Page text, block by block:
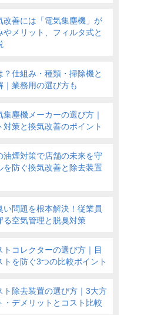
改善には「電気集塵機」が
やメリット、フィルタ式と
？仕組み・種類・掃除機と
｜業務用の選び方も
集塵機メーカーの選び方｜
対策と換気改善のポイント
油煙対策で店舗の未来を守
を防ぐ換気改善と除去装置
い問題を根本解決！従業員
る空気管理と脱臭対策
トコレクターの選び方｜目
トを防ぐ3つの比較ポイント
ト除去装置の選び方｜3大方
・デメリットとコスト比較